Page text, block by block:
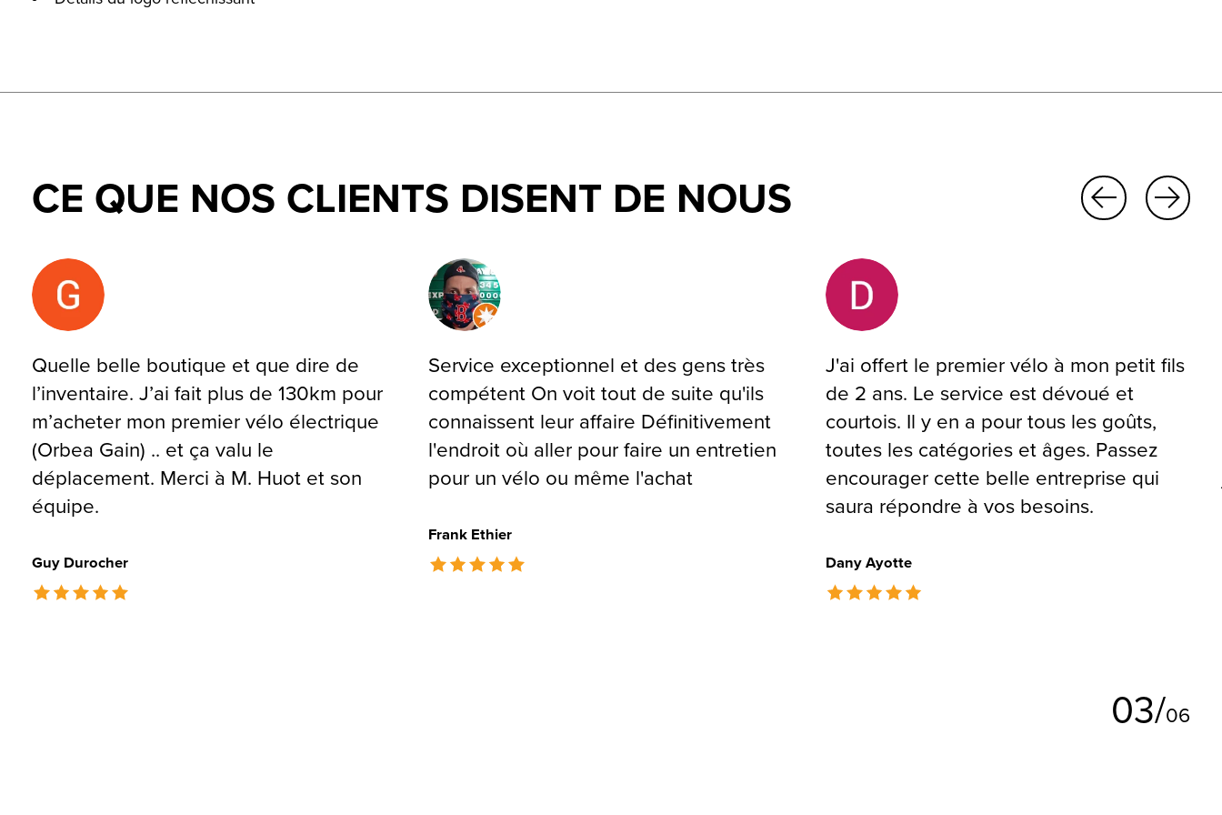
CE QUE NOS CLIENTS DISENT DE NOUS
Testimonial items
Quelle belle boutique et que dire de
l’inventaire. J’ai fait plus de 130km pour
m’acheter mon premier vélo électrique
(Orbea Gain) .. et ça valu le
déplacement. Merci à M. Huot et son
équipe.
Guy Durocher
The rating of this product is
Service exceptionnel et des gens très
compétent On voit tout de suite qu'ils
connaissent leur affaire Définitivement
l'endroit où aller pour faire un entretien
pour un vélo ou même l'achat
Frank Ethier
The rating of this product is
J'ai offert le premier vélo à mon petit fils
de 2 ans. Le service est dévoué et
courtois. Il y en a pour tous les goûts,
toutes les catégories et âges. Passez
encourager cette belle entreprise qui
saura répondre à vos besoins.
Dany Ayotte
The rating of this product is
03/06